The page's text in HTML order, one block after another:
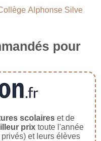
Alphonse Silve
pour
scolaireset de
prixtoute l'année
et leurs élèves